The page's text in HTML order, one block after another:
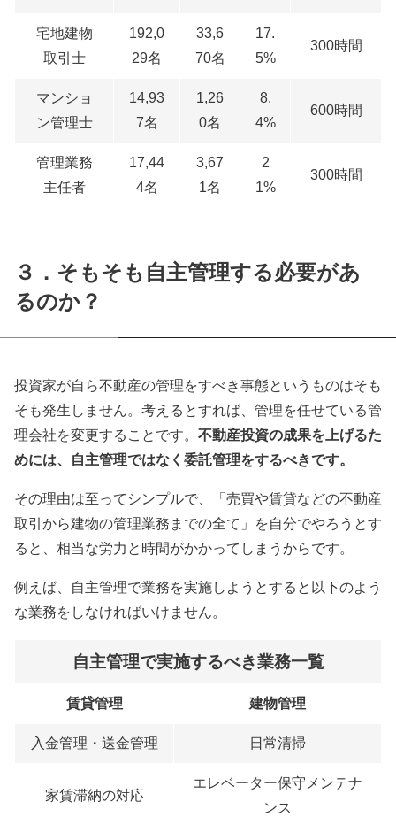
宅地建物
取引士
192,0
29名
33,6
70名
17.
5%
300時間
マンショ
ン管理士
14,93
7名
1,26
0名
8.
4%
600時間
管理業務
主任者
17,44
4名
3,67
1名
2
1%
300時間
３．そもそも自主管理する必要があ
るのか？
投資家が自ら不動産の管理をすべき事態というものはそも
そも発生しません。考えるとすれば、管理を任せている管
理会社を変更することです。 不動産投資の成果を上げるた
めには、自主管理ではなく委託管理をするべきです。
その理由は至ってシンプルで、「売買や賃貸などの不動産
取引から建物の管理業務までの全て」を自分でやろうとす
ると、相当な労力と時間がかかってしまうからです。
例えば、自主管理で業務を実施しようとすると以下のよう
な業務をしなければいけません。
自主管理で実施するべき業務一覧
賃貸管理 建物管理
入金管理・送金管理 日常清掃
家賃滞納の対応
エレベーター保守メンテナ
ンス